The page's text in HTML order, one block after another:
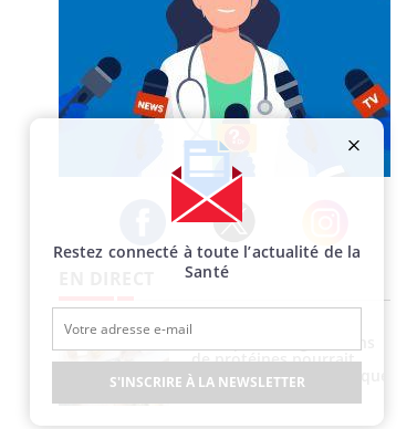
Facebook Twitter Instagram
de protéines pourrait
finalement être bénéfique
Restez connecté à toute l’actualité de la
Santé
S'INSCRIRE À LA NEWSLETTER